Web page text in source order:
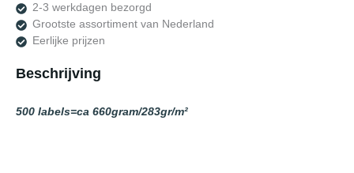
283
gr
aantal
2-3 werkdagen bezorgd
Grootste assortiment van Nederland
Eerlijke prijzen
Beschrijving
500 labels=ca 660gram/283gr/m²